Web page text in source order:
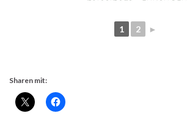
1 2 ►
Sharen mit: